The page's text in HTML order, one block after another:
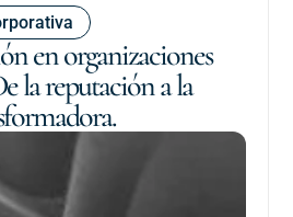
en organizaciones
la reputación a la